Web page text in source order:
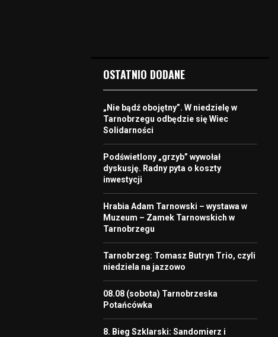
OSTATNIO DODANE
„Nie bądź obojętny”. W niedzielę w
Tarnobrzegu odbędzie się Wiec
Solidarności
Podświetlony „grzyb” wywołał
dyskusję. Radny pyta o koszty
inwestycji
Hrabia Adam Tarnowski – wystawa w
Muzeum – Zamek Tarnowskich w
Tarnobrzegu
Tarnobrzeg: Tomasz Butryn Trio, czyli
niedziela na jazzowo
08.08 (sobota) Tarnobrzeska
Potańcówka
8. Bieg Szklarski: Sandomierz i